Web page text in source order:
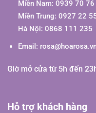
Miền Nam: 0939 70 76
Miền Trung: 0927 22
Hà Nội: 0868 111 235
Email:
Giờ mở cửa từ 5h đến
Hỗ trợ khách hàng